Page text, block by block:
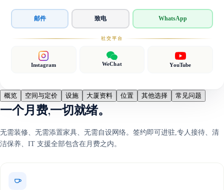
邮件 致电 WhatsApp
社交平台
Instagram WeChat YouTube
概览 空间与定价 设施 大厦资料 位置 其他选择 常见问题
一个月费,一切就绪。
无需装修、无需添置家具、无需自设网络。签约即可进驻,专人接待、清
洁保养、IT 支援全部包含在月费之内。